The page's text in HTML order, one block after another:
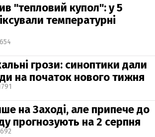
"тепловий купол": у 5
температурні
грози: синоптики дали
на початок нового тижня
на Заході, але припече до
прогнозують на 2 серпня